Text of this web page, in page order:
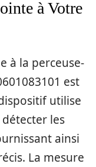
à Votre
à la perceuse-
est
utilise
les
ainsi
La mesure